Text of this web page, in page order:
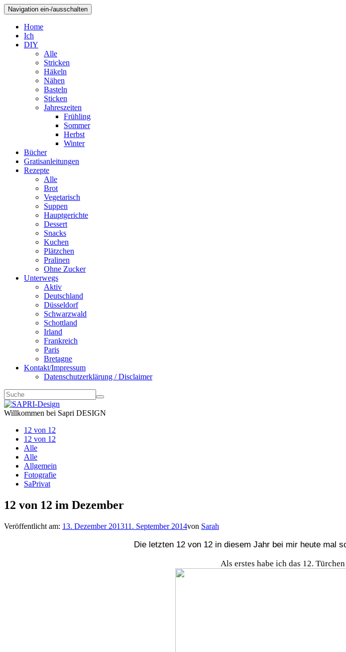
Navigation ein-/ausschalten
Home
Ich
DIY
Alle
Stricken
Häkeln
Nähen
Basteln
Sticken
Jahreszeiten
Frühling
Sommer
Herbst
Winter
Bücher
Gratisanleitungen
Rezepte
Alle
Brot
Vegetarisch
Suppen
Hauptgerichte
Dessert
Snacks
Kuchen
Plätzchen
Pralinen
Ohne Zucker
Unterwegs
Aktiv
Deutschland
Düsseldorf
Schwarzwald
Schottland
Irland
Frankreich
Paris
Bretagne
Kontakt/Impressum
Datenschutzerklärung / Disclaimer
Willkommen bei Sapri DESIGN
12 von 12
12 von 12
Alle
Alle
Allgemein
Fotografie
SaPrivat
12 von 12 im Dezember
Veröffentlicht am: 13. Dezember 201311. September 2014von Sarah
Die letzten 12 von 12 in diesem Jahr bei mir heute mal
Als erstes habe ich das 12.